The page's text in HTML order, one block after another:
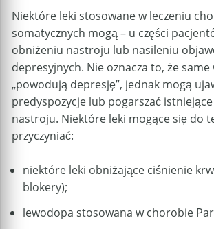
Niektóre leki stosowane w leczeniu
somatycznych mogą – u części
obniżeniu nastroju lub nasileniu
depresyjnych. Nie oznacza to, że same
„powodują depresję”, jednak mogą
predyspozycje lub pogarszać
nastroju. Niektóre leki mogące się do
przyczyniać:
niektóre leki obniżające ciśnienie
blokery);
lewodopa stosowana w chorobie